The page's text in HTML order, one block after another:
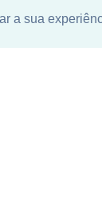
a sua